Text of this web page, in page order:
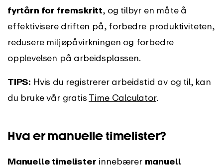
fyrtårn for fremskritt, og tilbyr en måte å
effektivisere driften på, forbedre produktiviteten,
redusere miljøpåvirkningen og forbedre
opplevelsen på arbeidsplassen.
TIPS: Hvis du registrerer arbeidstid av og til, kan
du bruke vår gratis Time Calculator.
Hva er manuelle timelister?
Manuelle timelister innebærer manuell